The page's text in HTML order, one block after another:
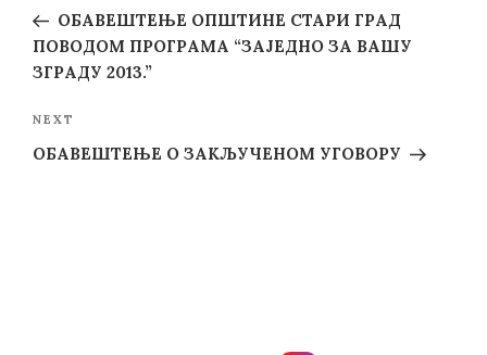
PostОБАВЕШТЕЊЕ ОПШТИНЕ СТАРИ ГРАД
ПОВОДОМ ПРОГРАМА “ЗАЈЕДНО ЗА ВАШУ
ЗГРАДУ 2013.”
Next
Post
NEXT
ОБАВЕШТЕЊЕ О ЗАКЉУЧЕНОМ УГОВОРУ